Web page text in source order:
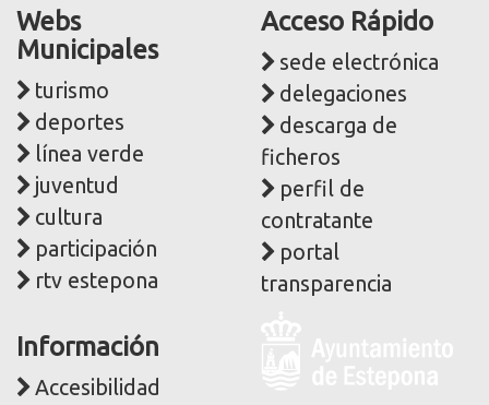
Webs
Municipales
turismo
deportes
línea verde
juventud
cultura
participación
rtv estepona
Acceso Rápido
sede electrónica
delegaciones
descarga de
ficheros
perfil de
contratante
portal
transparencia
Información
Accesibilidad